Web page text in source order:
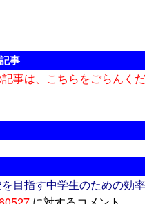
事
事は、こちらをごらんくだ
目指す中学生のための効